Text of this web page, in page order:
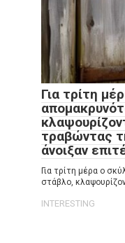
Για τρίτη
τραβώντας
άνοιξαν
Για τρίτη μέρα ο
στάβλο,
INTERESTING